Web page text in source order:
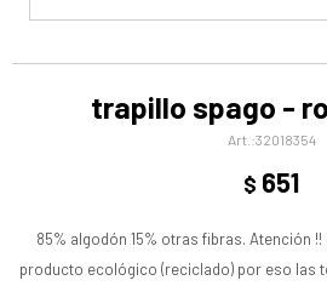
trapillo spago -
32018354
$ 651
85% algodón 15% otras fibras. Atención
producto ecológico (reciclado) por eso las